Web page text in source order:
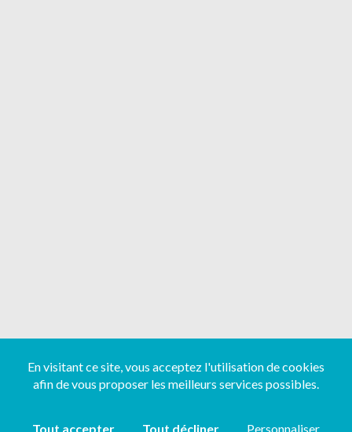
Copyright ©2026
En visitant ce site, vous acceptez l'utilisation de cookies
afin de vous proposer les meilleurs services possibles.
Tout accepter Tout décliner Personnaliser